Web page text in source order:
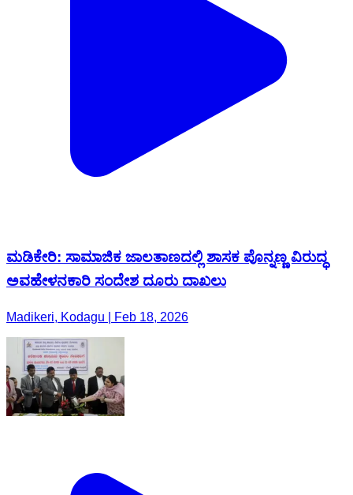
ಮಡಿಕೇರಿ: ಸಾಮಾಜಿಕ ಜಾಲತಾಣದಲ್ಲಿ ಶಾಸಕ ಪೊನ್ನಣ್ಣ ವಿರುದ್ಧ
ಅವಹೇಳನಕಾರಿ ಸಂದೇಶ ದೂರು ದಾಖಲು
Madikeri, Kodagu | Feb 18, 2026